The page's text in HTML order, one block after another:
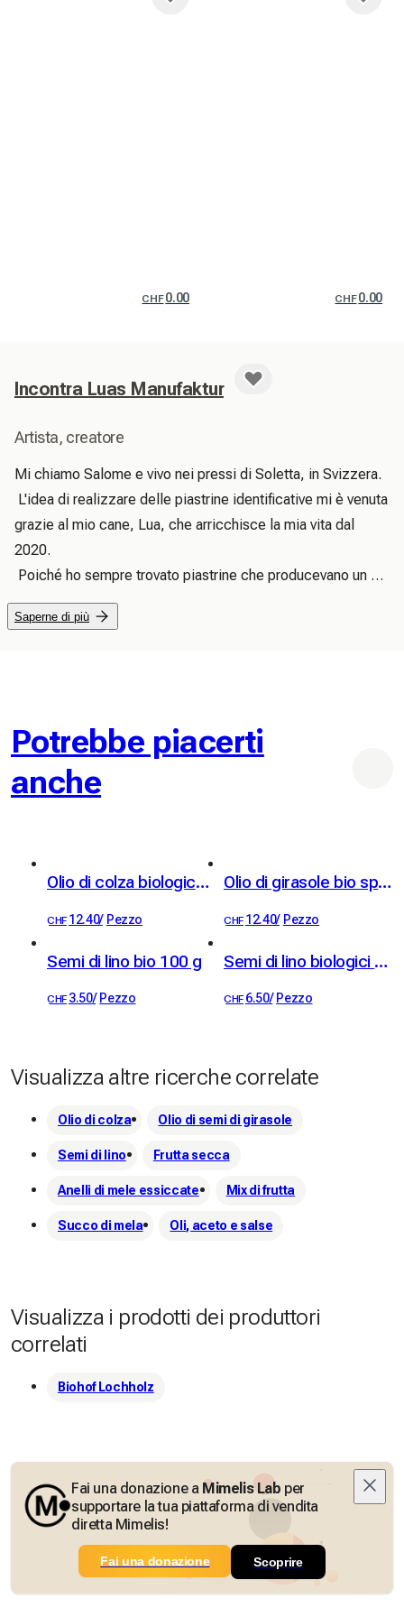
CHF0.00 CHF0.00
Incontra Luas Manufaktur
Artista, creatore
Mi chiamo Salome e vivo nei pressi di Soletta, in Svizzera.
L'idea di realizzare delle piastrine identificative mi è venuta
grazie al mio cane, Lua, che arricchisce la mia vita dal
2020.
Poiché ho sempre trovato piastrine che producevano un
rumore fastidioso, ho iniziato a realizzarle in resina
epossidica.
Saperne di più
Potrebbe piacerti
anche
Olio di colza biologico spremuto a freddo 5 dl
CHF 12.40/ Pezzo
Olio di girasole bio spremuto a freddo 5 dl
CHF 12.40/ Pezzo
Semi di lino bio 100 g
CHF 3.50/ Pezzo
Semi di lino biologici 250 g
CHF 6.50/ Pezzo
Visualizza altre ricerche correlate
Olio di colza Olio di semi di girasole
Semi di lino Frutta secca
Anelli di mele essiccate Mix di frutta
Succo di mela Oli, aceto e salse
Visualizza i prodotti dei produttori
correlati
Biohof Lochholz
Fai una donazione a Mimelis Lab per
supportare la tua piattaforma di vendita
diretta Mimelis!
Fai una donazione Scoprire